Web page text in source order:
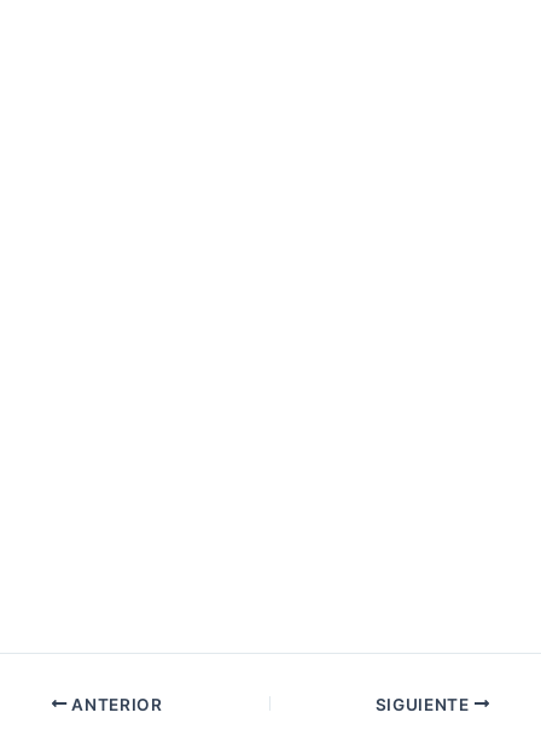
ANTERIOR SIGUIENTE